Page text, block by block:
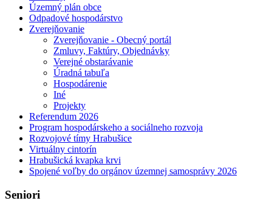
Územný plán obce
Odpadové hospodárstvo
Zverejňovanie
Zverejňovanie - Obecný portál
Zmluvy, Faktúry, Objednávky
Verejné obstarávanie
Úradná tabuľa
Hospodárenie
Iné
Projekty
Referendum 2026
Program hospodárskeho a sociálneho rozvoja
Rozvojové tímy Hrabušice
Virtuálny cintorín
Hrabušická kvapka krvi
Spojené voľby do orgánov územnej samosprávy 2026
Seniori